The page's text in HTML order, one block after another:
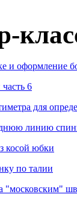
и оформление
6
для
линию
косой юбки
по талии
"московским"